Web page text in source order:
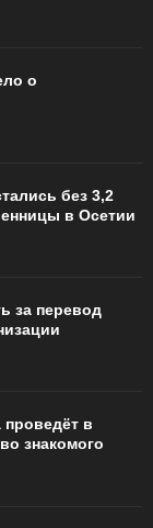
о
без 3,2
в Осетии
за перевод
проведёт в
знакомого